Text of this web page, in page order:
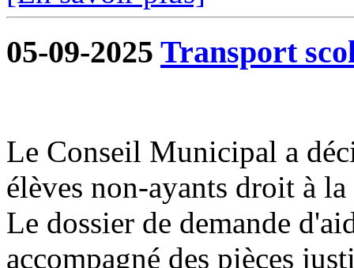
05-09-2025 Transport
Le Conseil Municipal a
élèves non-ayants droit à
Le dossier de demande
accompagné des pièces